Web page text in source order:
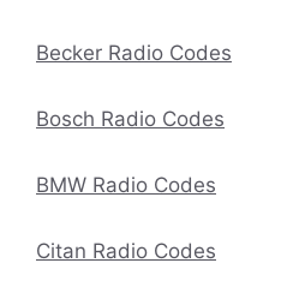
Becker Radio Codes
Bosch Radio Codes
BMW Radio Codes
Citan Radio Codes